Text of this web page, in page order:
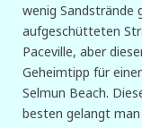
wenig Sandstrände
aufgeschütteten
Paceville, aber
Geheimtipp für
Selmun Beach.
besten gelangt